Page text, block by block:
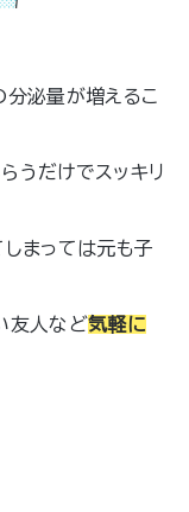
分泌量が増えるこ
うだけでスッキリ
しまっては元も子
友人など気軽に